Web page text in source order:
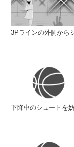
3Pラインの外側から
下降中のシュートを